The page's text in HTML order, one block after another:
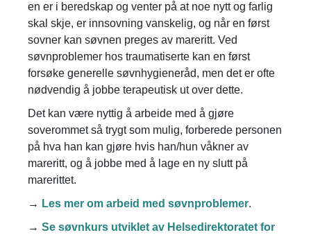
en er i beredskap og venter på at noe nytt og farlig
skal skje, er innsovning vanskelig, og når en først
sovner kan søvnen preges av mareritt. Ved
søvnproblemer hos traumatiserte kan en først
forsøke generelle søvnhygieneråd, men det er ofte
nødvendig å jobbe terapeutisk ut over dette.
Det kan være nyttig å arbeide med å gjøre
soverommet så trygt som mulig, forberede personen
på hva han kan gjøre hvis han/hun våkner av
mareritt, og å jobbe med å lage en ny slutt på
marerittet.
→ Les mer om arbeid med søvnproblemer.
→ Se søvnkurs utviklet av Helsedirektoratet for